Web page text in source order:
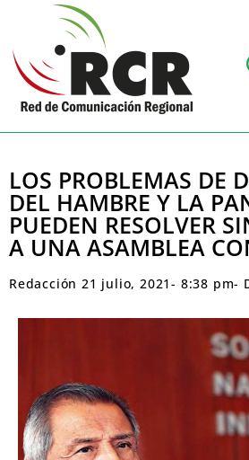
LOS PROBLEMAS DE
DEL HAMBRE Y LA
PUEDEN RESOLVER
A UNA ASAMBLEA
Redacción 21 julio, 2021- 8:38 pm-